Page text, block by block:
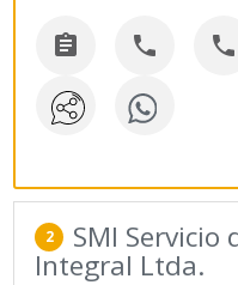
  
2 SMI Servicio
Integral Ltda.